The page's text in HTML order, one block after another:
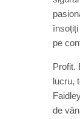
însoțiți
pe
Profit.
lucru,
de